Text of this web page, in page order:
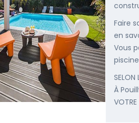
Faire
en
Vous
SELON
À
VOTRE